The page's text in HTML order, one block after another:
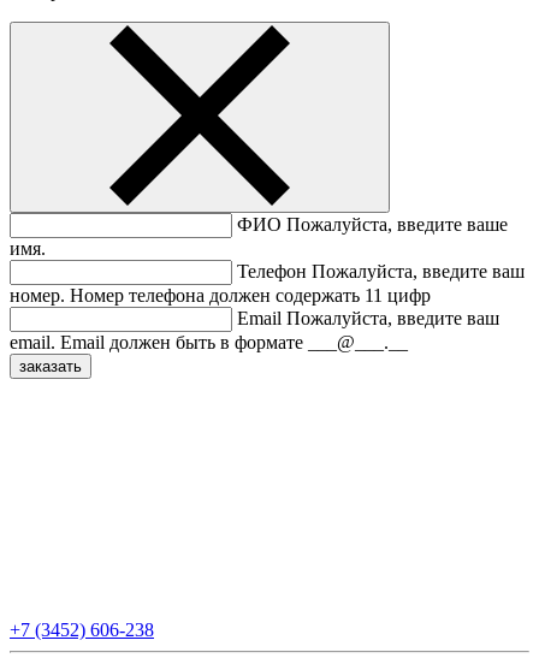
ФИО Пожалуйста, введите ваше
имя.
Телефон Пожалуйста, введите ваш
номер. Номер телефона должен содержать 11 цифр
Email Пожалуйста, введите ваш
email. Email должен быть в формате ___@___.__
+7 (3452) 606-238